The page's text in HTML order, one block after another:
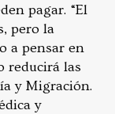
pagar. “El
pero la
a pensar en
reducirá las
y Migración.
y